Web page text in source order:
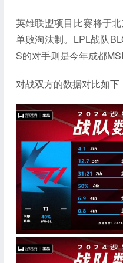
英雄联盟项目比赛将于
单败淘汰制。LPL战队
S的对手则是今年成都MSI
对战双方的数据对比如下